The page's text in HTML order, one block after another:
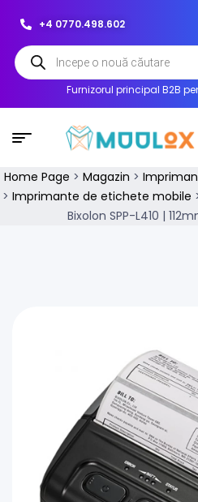
+4 0770.498.602
Furnizorul principal B2B
Home Page > Magazin >
> Imprimante de etichete mobile
Bixolon SPP-L410 |